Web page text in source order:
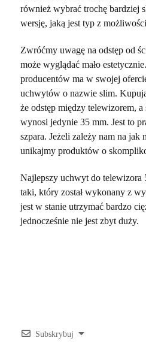
również wybrać trochę bardziej
wersję, jaką jest typ z
Zwróćmy uwagę na odstęp od
może wyglądać mało
producentów ma w swojej
uchwytów o nazwie slim.
że odstęp między telewizorem, a
wynosi jedynie 35 mm. Jest to
szpara. Jeżeli zależy nam na jak
unikajmy produktów o
Najlepszy uchwyt do telewizora
taki, który został wykonany z
jest w stanie utrzymać bardzo
jednocześnie nie jest zbyt duży.
Subskrybuj